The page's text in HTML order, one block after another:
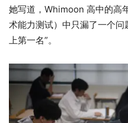
她写道，Whimoon 高中的高
术能力测试）中只漏了一个问
上第一名”。